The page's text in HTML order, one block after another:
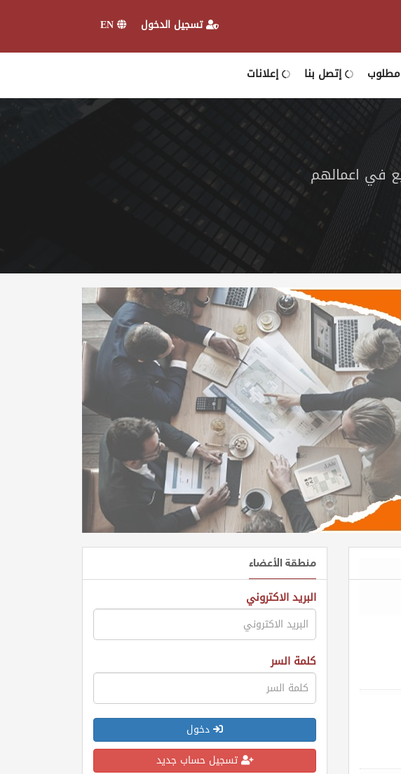
تسجيل الدخول
مطلوب إتصل بنا إعلانات
في اعمالهم
منطقة الأعضاء
البريد الاكتروني
كلمة السر
دخول
تسجيل حساب جديد